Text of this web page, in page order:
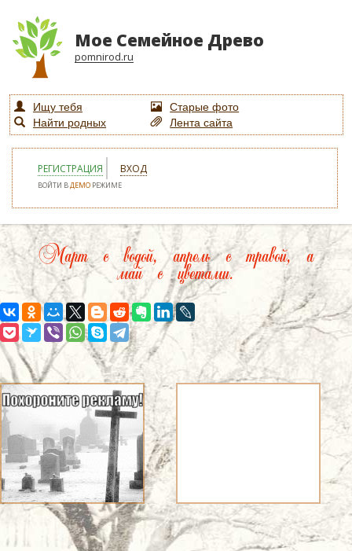
Мое Семейное Древо
pomnirod.ru
Ищу тебя
Старые фото
Найти родных
Лента сайта
РЕГИСТРАЦИЯ ВХОД
ВОЙТИ ВДЕМО РЕЖИМЕ
Март с водой, апрель с травой, а
май с цветами.